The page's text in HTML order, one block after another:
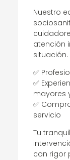
Nuestro
atención
situación.
✅
✅
mayores
✅
servicio
Tu
con rigor